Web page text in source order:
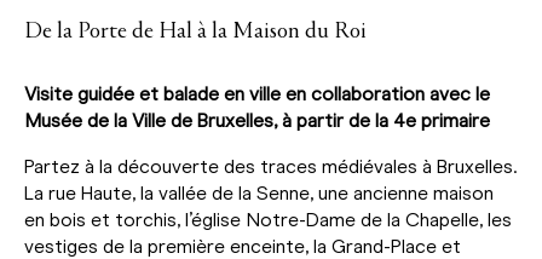
De la Porte de Hal à la Maison du Roi
Visite guidée et balade en ville en collaboration avec le
Musée de la Ville de Bruxelles, à partir de la 4e primaire
Partez à la découverte des traces médiévales à Bruxelles.
La rue Haute, la vallée de la Senne, une ancienne maison
en bois et torchis, l’église Notre-Dame de la Chapelle, les
vestiges de la première enceinte, la Grand-Place et